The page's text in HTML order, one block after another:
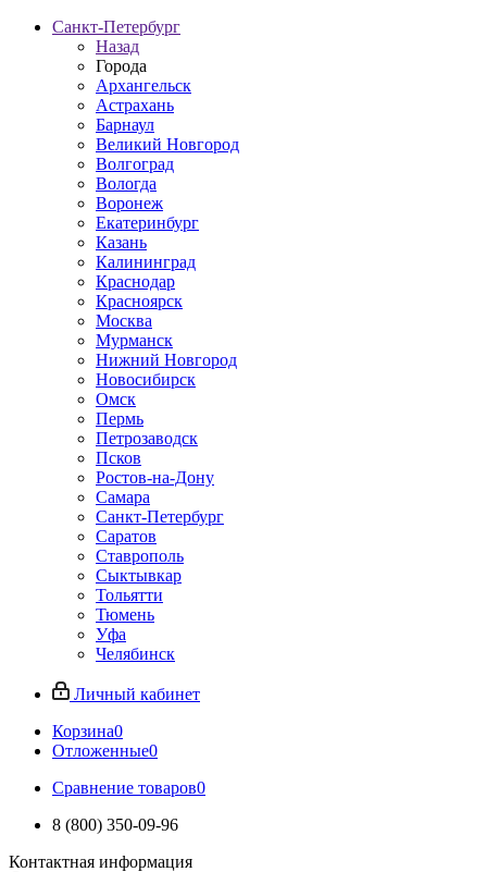
Санкт-Петербург
Назад
Города
Архангельск
Астрахань
Барнаул
Великий Новгород
Волгоград
Вологда
Воронеж
Екатеринбург
Казань
Калининград
Краснодар
Красноярск
Москва
Мурманск
Нижний Новгород
Новосибирск
Омск
Пермь
Петрозаводск
Псков
Ростов-на-Дону
Самара
Санкт-Петербург
Саратов
Ставрополь
Сыктывкар
Тольятти
Тюмень
Уфа
Челябинск
Личный кабинет
Корзина0
Отложенные0
Сравнение товаров0
8 (800) 350-09-96
Контактная информация